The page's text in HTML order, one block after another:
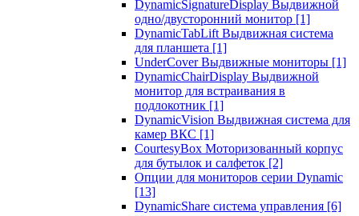
DynamicSignatureDisplay Выдвижной
одно/двусторонний монитор [1]
DynamicTabLift Выдвижная система
для планшета [1]
UnderCover Выдвижные мониторы [1]
DynamicChairDisplay Выдвижной
монитор для встраивания в
подлокотник [1]
DynamicVision Выдвижная система для
камер ВКС [1]
CourtesyBox Моторизованный корпус
для бутылок и салфеток [2]
Опции для мониторов серии Dynamic
[13]
DynamicShare система управления [6]